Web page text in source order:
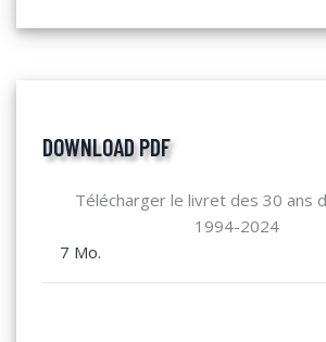
DOWNLOAD PDF
Télécharger le livret des 30 ans
1994-2024
7 Mo.